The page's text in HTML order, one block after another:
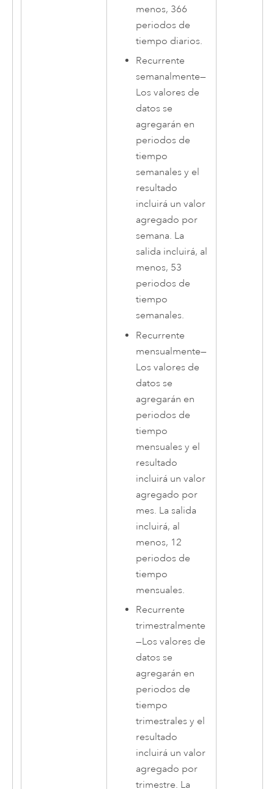
menos, 366
periodos de
tiempo diarios.
Recurrente
semanalmente—
Los valores de
datos se
agregarán en
periodos de
tiempo
semanales y el
resultado
incluirá un valor
agregado por
semana. La
salida incluirá, al
menos, 53
periodos de
tiempo
semanales.
Recurrente
mensualmente—
Los valores de
datos se
agregarán en
periodos de
tiempo
mensuales y el
resultado
incluirá un valor
agregado por
mes. La salida
incluirá, al
menos, 12
periodos de
tiempo
mensuales.
Recurrente
trimestralmente
—Los valores de
datos se
agregarán en
periodos de
tiempo
trimestrales y el
resultado
incluirá un valor
agregado por
trimestre. La